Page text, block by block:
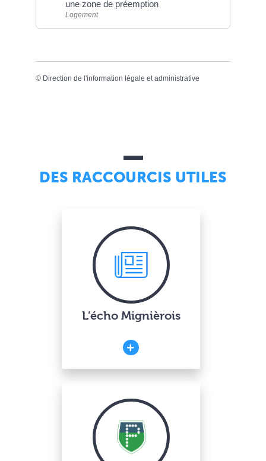
une zone de préemption
Logement
© Direction de l'information légale et administrative
DES RACCOURCIS UTILES
L’écho Mignièrois